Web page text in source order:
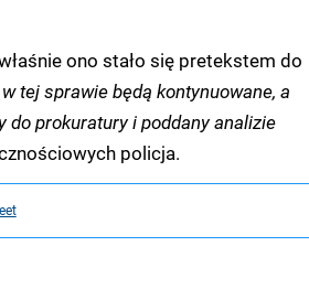
ono stało się pretekstem do
tej sprawie będą kontynuowane, a
do prokuratury i poddany analizie
policja.